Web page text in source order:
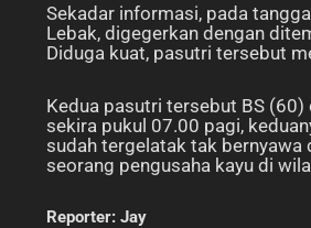
Sekadar informasi, pada
Lebak, digegerkan dengan
Diduga kuat, pasutri tersebut
Kedua pasutri tersebut BS
sekira pukul 07.00 pagi,
sudah tergelatak tak bernyawa
seorang pengusaha kayu di
Reporter: Jay